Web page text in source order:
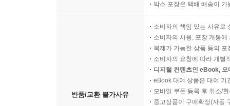
박스 포장은 택배 배송이
반품/교환 불가사유
소비자의 책임 있는 사유로
소비자의 사용, 포장 개봉
복제가 가능한 상품 등의
소비자의 요청에 따라 개별
디지털 컨텐츠인 eBook,
eBook 대여 상품은 대여 기
모바일 쿠폰 등록 후 취소/
중고상품이 구매확정(자동